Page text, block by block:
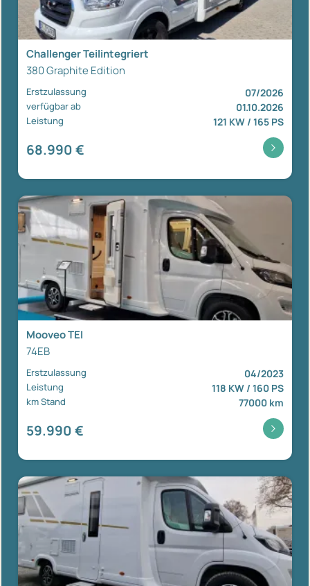
Challenger Teilintegriert
380 Graphite Edition
Erstzulassung 07/2026
verfügbar ab 01.10.2026
Leistung 121 KW / 165 PS
68.990 €
Mooveo TEI
74EB
Erstzulassung 04/2023
Leistung 118 KW / 160 PS
km Stand 77000 km
59.990 €